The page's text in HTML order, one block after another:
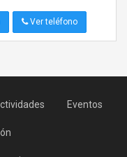
Ver teléfono
Eventos